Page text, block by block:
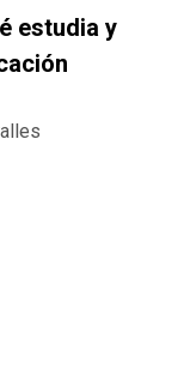
estudia y